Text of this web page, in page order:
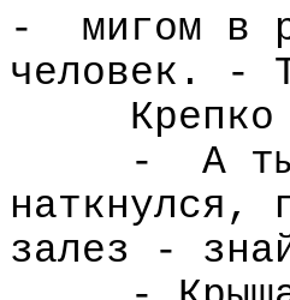
-
мигом в
человек. -
-
А
наткнулся,
залез -